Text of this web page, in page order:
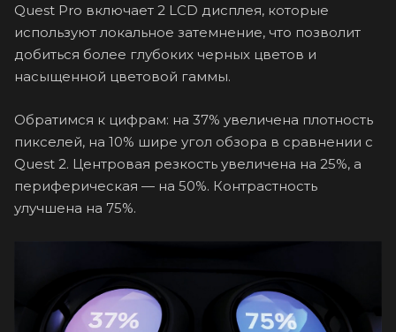
Quest Pro включает 2 LCD дисплея, которые
используют локальное затемнение, что позволит
добиться более глубоких черных цветов и
насыщенной цветовой гаммы.
Обратимся к цифрам: на 37% увеличена плотность
пикселей, на 10% шире угол обзора в сравнении с
Quest 2. Центровая резкость увеличена на 25%, а
периферическая — на 50%. Контрастность
улучшена на 75%.